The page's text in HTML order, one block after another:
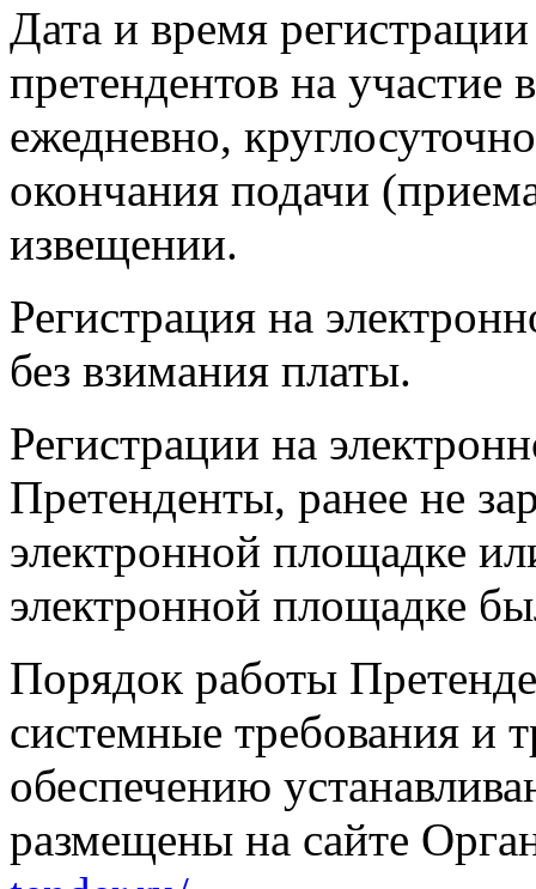
Дата и время
претендентов на участие
ежедневно,
окончания подачи
извещении.
Регистрация на
без взимания платы.
Регистрации на
Претенденты, ранее не
электронной площадке
электронной площадке
Порядок работы
системные требования и
обеспечению
размещены на сайте